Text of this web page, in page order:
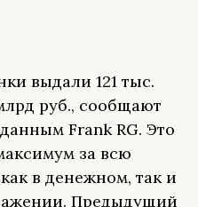
выдали 121 тыс.
руб., сообщают
Frank RG. Это
за всю
в денежном, так и
Предыдущий